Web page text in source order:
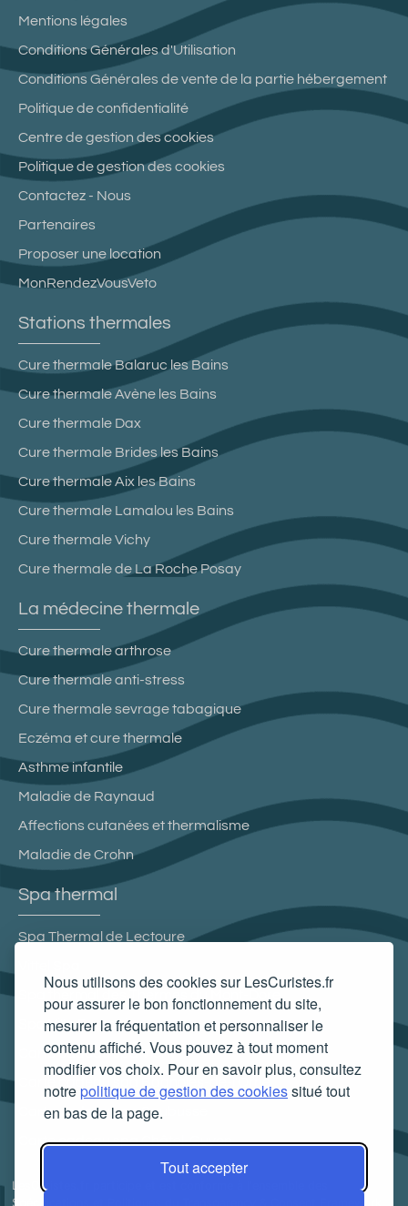
Nous utilisons des cookies sur LesCuristes.fr
pour assurer le bon fonctionnement du site,
mesurer la fréquentation et personnaliser le
contenu affiché. Vous pouvez à tout moment
modifier vos choix. Pour en savoir plus, consultez
notrepolitique de gestion des cookiessitué tout
en bas de la page.
Tout accepter
Mentions légales
Conditions Générales d'Utilisation
Conditions Générales de vente de la partie hébergement
Politique de confidentialité
Centre de gestion des cookies
Politique de gestion des cookies
Contactez - Nous
Partenaires
Proposer une location
MonRendezVousVeto
Stations thermales
Cure thermale Balaruc les Bains
Cure thermale Avène les Bains
Cure thermale Dax
Cure thermale Brides les Bains
Cure thermale Aix les Bains
Cure thermale Lamalou les Bains
Cure thermale Vichy
Cure thermale de La Roche Posay
La médecine thermale
Cure thermale arthrose
Cure thermale anti-stress
Cure thermale sevrage tabagique
Eczéma et cure thermale
Asthme infantile
Maladie de Raynaud
Affections cutanées et thermalisme
Maladie de Crohn
Spa thermal
Spa Thermal de Lectoure
Spa Villa Pompéi
Carte cadeau spa Vichy
Carte cadeau spa Bagnoles-de-l'Orne
Carte cadeau spa Saubusse
Carte cadeau spa Châtel-Guyon
LesCuristes.fr participe et est conforme à l'ensemble des
Spécifications et Politiques du Transparency & Consent Framework